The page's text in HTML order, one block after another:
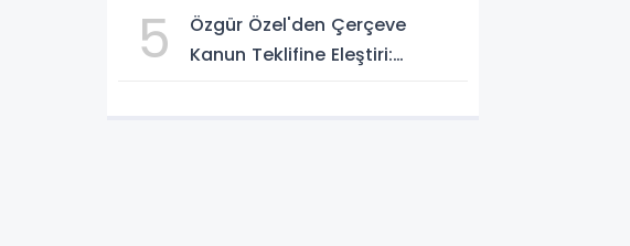
5
Özgür Özel'den Çerçeve
Kanun Teklifine Eleştiri: